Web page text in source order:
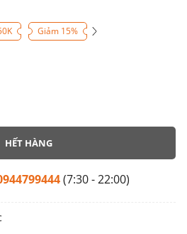
Giảm 15%
HẾT HÀNG
(7:30 - 22:00)